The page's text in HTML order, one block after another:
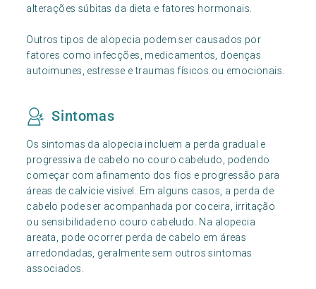
alterações súbitas da dieta e fatores hormonais.
Outros tipos de alopecia podem ser causados por
fatores como infecções, medicamentos, doenças
autoimunes, estresse e traumas físicos ou emocionais.
Sintomas
Os sintomas da alopecia incluem a perda gradual e
progressiva de cabelo no couro cabeludo, podendo
começar com afinamento dos fios e progressão para
áreas de calvície visível. Em alguns casos, a perda de
cabelo pode ser acompanhada por coceira, irritação
ou sensibilidade no couro cabeludo. Na alopecia
areata, pode ocorrer perda de cabelo em áreas
arredondadas, geralmente sem outros sintomas
associados.